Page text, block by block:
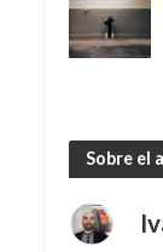
Sobre el